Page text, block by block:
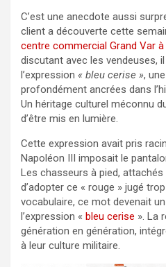
C’est une anecdote aussi
client a découverte cette
centre commercial Grand Var
discutant avec les vendeuses,
l’expression « bleu cerise »,
profondément ancrées dans
Un héritage culturel méconnu
d’être mis en lumière.
Cette expression avait pris
Napoléon III imposait le
Les chasseurs à pied,
d’adopter ce « rouge » jugé
vocabulaire, ce mot devenait
l’expression « bleu cerise ». La
génération en génération,
à leur culture militaire.